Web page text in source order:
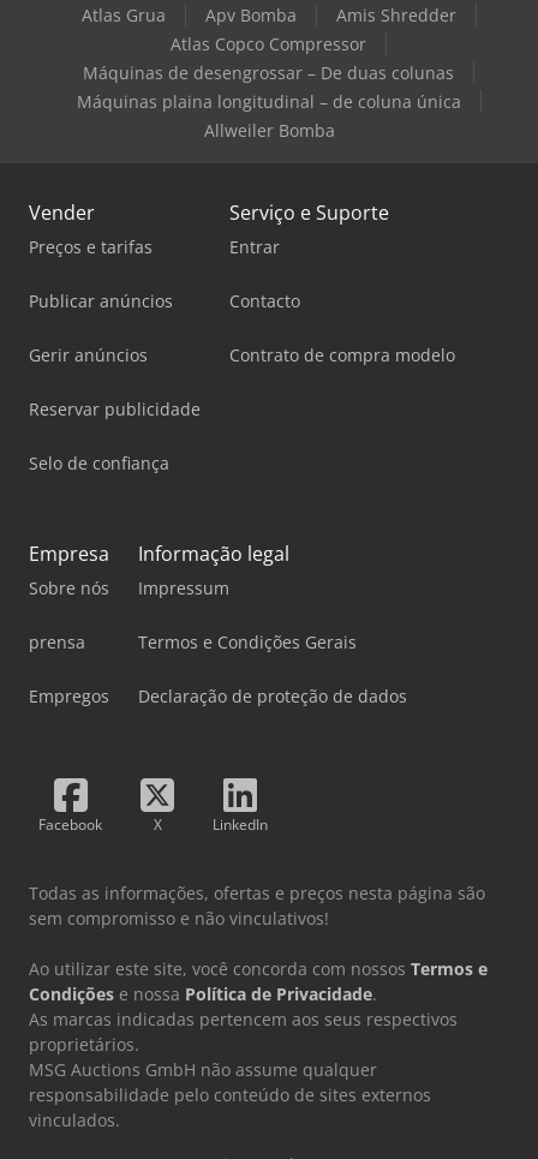
Atlas Grua Apv Bomba
Amis Shredder
Atlas Copco Compressor
Máquinas de desengrossar – De duas colunas
Máquinas plaina longitudinal – de coluna única
Allweiler Bomba
Vender
Preços e tarifas
Publicar anúncios
Gerir anúncios
Reservar publicidade
Selo de confiança
Serviço e Suporte
Entrar
Contacto
Contrato de compra modelo
Empresa
Sobre nós
prensa
Empregos
Informação legal
Impressum
Termos e Condições Gerais
Declaração de proteção de dados
Facebook X LinkedIn
Todas as informações, ofertas e preços nesta página são
sem compromisso e não vinculativos!
Ao utilizar este site, você concorda com nossos Termos e
Condições e nossa Política de Privacidade.
As marcas indicadas pertencem aos seus respectivos
proprietários.
MSG Auctions GmbH não assume qualquer
responsabilidade pelo conteúdo de sites externos
vinculados.